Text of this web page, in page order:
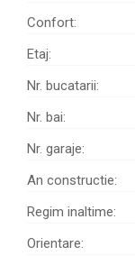
Confort:
Etaj:
Nr. bucatarii:
Nr. bai:
Nr. garaje:
An constructie:
Regim inaltime:
Orientare: